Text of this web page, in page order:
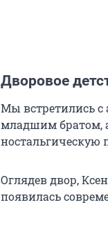
Дворовое
Мы встретились с
младшим братом,
ностальгическую
Оглядев двор,
появилась